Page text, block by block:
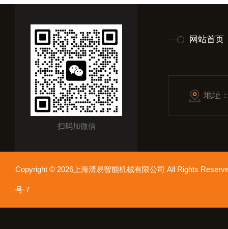
扫码加微信
网站首页
地址
Copyright © 2026上海清易智能机械有限公司 All Rights
号-7